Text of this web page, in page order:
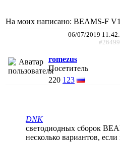
На моих написано: BEAMS-F
06/07/2019
romezus
Посетитель
220 123
DNK
светодиодных сборок
несколько вариантов,